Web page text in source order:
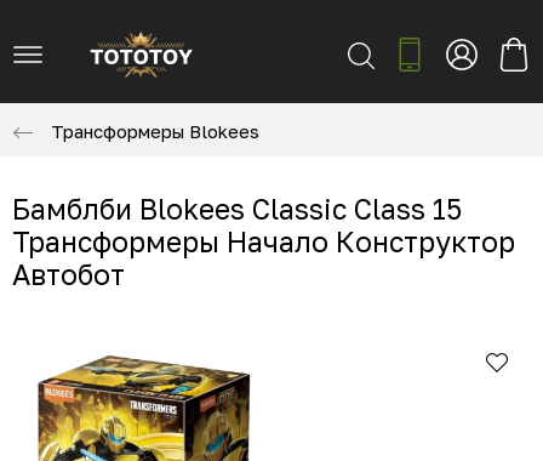
Трансформеры Blokees
Бамблби Blokees Classic Class 15
Трансформеры Начало Конструктор
Автобот